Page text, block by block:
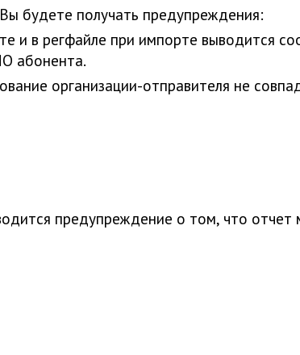
будете получать предупреждения:
и в регфайле при импорте выводится
абонента.
организации-отправителя не
предупреждение о том, что